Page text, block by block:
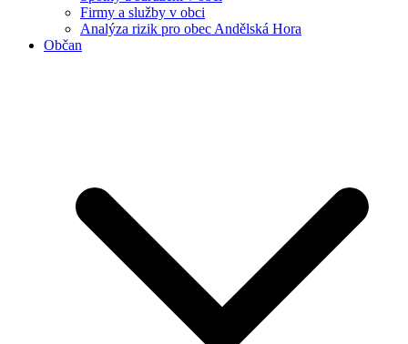
Firmy a služby v obci
Analýza rizik pro obec Andělská Hora
Občan